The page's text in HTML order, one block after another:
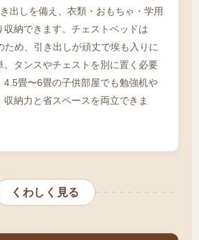
出しを備え、衣類・おもちゃ・学用
収納できます。チェストベッドは
ため、引き出しが頑丈で埃も入りに
。タンスやチェストを別に置く必要
4.5畳〜6畳の子供部屋でも勉強机や
納力と省スペースを両立できま
くわしく見る